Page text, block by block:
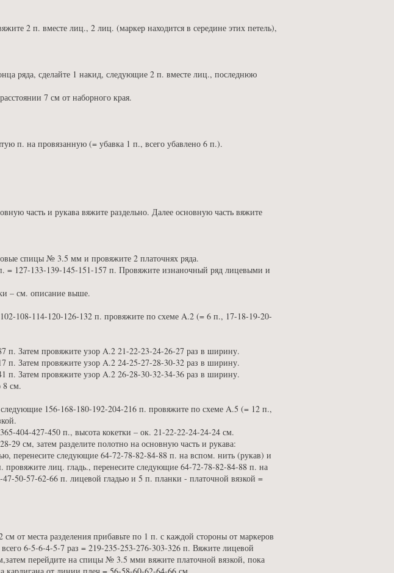
2 п. вместе лиц., 2 лиц. (маркер находится в середине этих петель),
ряда, сделайте 1 накид, следующие 2 п. вместе лиц., последнюю
7 см от наборного края.
п. на провязанную (= убавка 1 п., всего убавлено 6 п.).
часть и рукава вяжите раздельно. Далее основную часть вяжите
спицы № 3.5 мм и провяжите 2 платочнях ряда.
127-133-139-145-151-157 п. Провяжите изнаночный ряд лицевыми и
– см. описание выше.
108-114-120-126-132 п. провяжите по схеме A.2 (= 6 п., 17-18-19-20-
п. Затем провяжите узор A.2 21-22-23-24-26-27 раз в ширину.
п. Затем провяжите узор A.2 24-25-27-28-30-32 раз в ширину.
п. Затем провяжите узор A.2 26-28-30-32-34-36 раз в ширину.
8 см.
156-168-180-192-204-216 п. провяжите по схеме A.5 (= 12 п.,
404-427-450 п., высота кокетки – ок. 21-22-22-24-24-24 см.
29 см, затем разделите полотно на основную часть и рукава:
перенесите следующие 64-72-78-82-84-88 п. на вспом. нить (рукав) и
лиц. гладь., перенесите следующие 64-72-78-82-84-88 п. на
50-57-62-66 п. лицевой гладью и 5 п. планки - платочной вязкой =
от места разделения прибавьте по 1 п. с каждой стороны от маркеров
6-5-6-4-5-7 раз = 219-235-253-276-303-326 п. Вяжите лицевой
перейдите на спицы № 3.5 мми вяжите платочной вязкой, пока